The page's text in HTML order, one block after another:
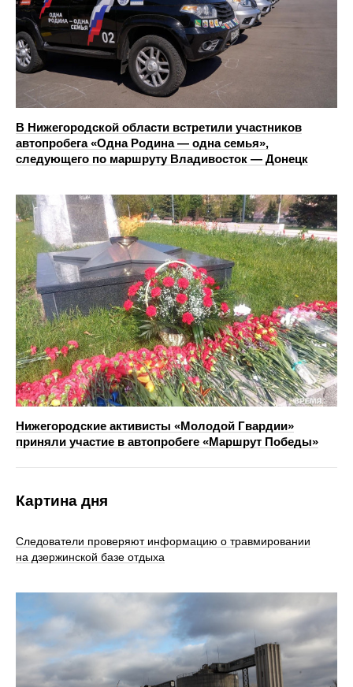
В Нижегородской области встретили участников
автопробега «Одна Родина — одна семья»,
следующего по маршруту Владивосток — Донецк
Нижегородские активисты «Молодой Гвардии»
приняли участие в автопробеге «Маршрут Победы»
Картина дня
Следователи проверяют информацию о травмировании
на дзержинской базе отдыха